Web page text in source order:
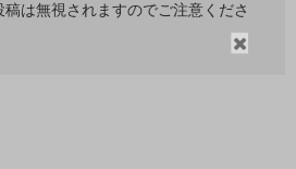
閉
は無視されますのでご注意くださ